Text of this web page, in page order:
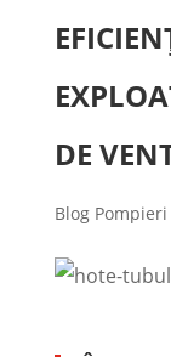
DE
Blog Pompieri